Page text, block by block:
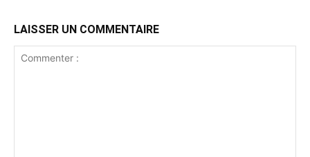
LAISSER UN COMMENTAIRE